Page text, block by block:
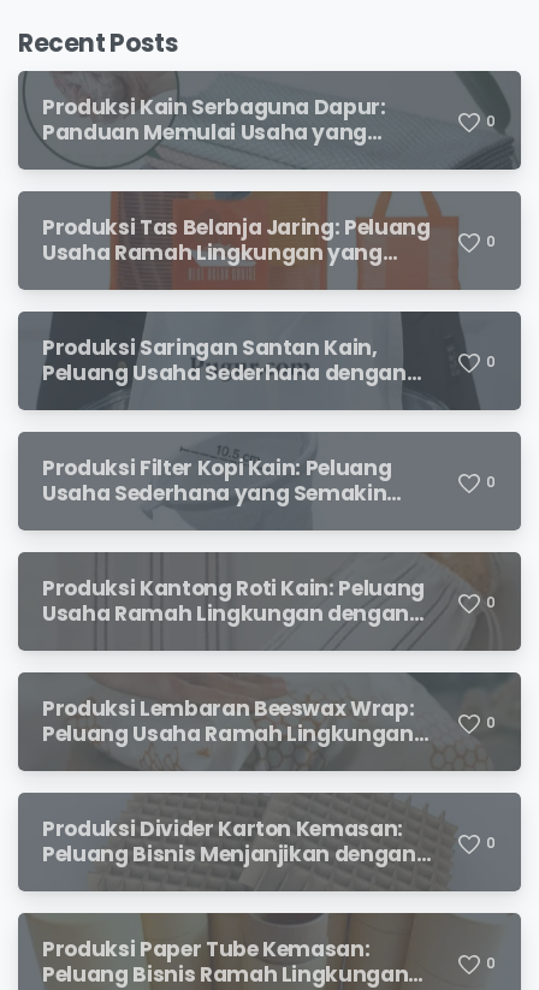
Recent Posts
Produksi Kain Serbaguna Dapur:
Panduan Memulai Usaha yang
Menjanjikan untuk Pebisnis Pemula
0
Produksi Tas Belanja Jaring: Peluang
Usaha Ramah Lingkungan yang
0
Produksi Saringan Santan Kain,
Peluang Usaha Sederhana dengan
Permintaan yang Terus Meningkat
0
Produksi Filter Kopi Kain: Peluang
Usaha Sederhana yang Semakin
Diminati Pecinta Kopi
0
Produksi Kantong Roti Kain: Peluang
Usaha Ramah Lingkungan dengan
0
Produksi Lembaran Beeswax Wrap:
Peluang Usaha Ramah Lingkungan
yang Menjanjikan
0
Produksi Divider Karton Kemasan:
Peluang Bisnis Menjanjikan dengan
Permintaan yang Terus Meningkat
0
Produksi Paper Tube Kemasan:
Peluang Bisnis Ramah Lingkungan
0